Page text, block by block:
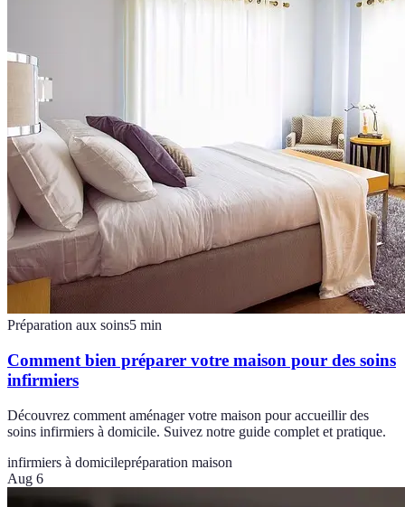
Préparation aux soins5 min
Comment bien préparer votre maison pour des soins
infirmiers
Découvrez comment aménager votre maison pour accueillir des
soins infirmiers à domicile. Suivez notre guide complet et pratique.
infirmiers à domicilepréparation maison
Aug 6